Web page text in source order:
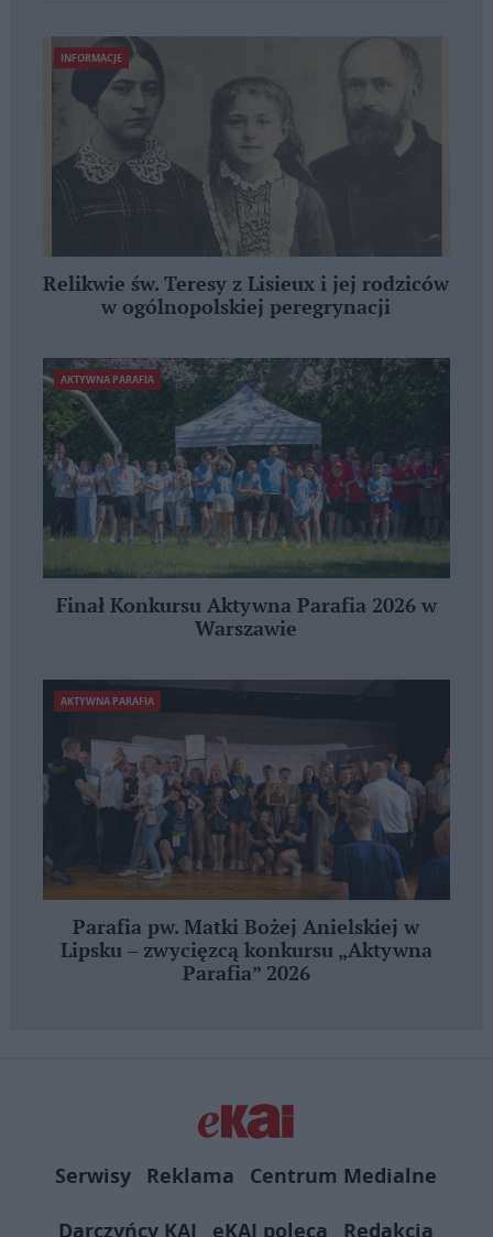
INFORMACJE
Relikwie św. Teresy z Lisieux i jej rodziców
w ogólnopolskiej peregrynacji
AKTYWNA PARAFIA
Finał Konkursu Aktywna Parafia 2026 w
Warszawie
AKTYWNA PARAFIA
Parafia pw. Matki Bożej Anielskiej w
Lipsku – zwycięzcą konkursu „Aktywna
Parafia” 2026
Serwisy Reklama
Centrum Medialne
Darczyńcy KAI
eKAI poleca Redakcja